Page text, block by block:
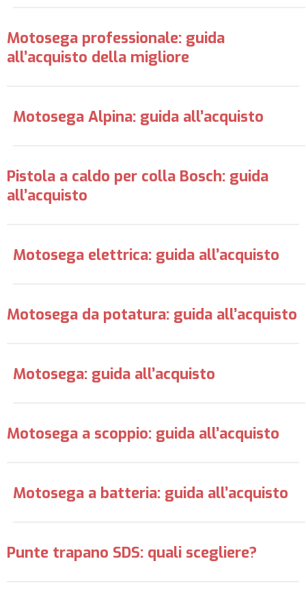
Motosega professionale: guida
all’acquisto della migliore
Motosega Alpina: guida all’acquisto
Pistola a caldo per colla Bosch: guida
all’acquisto
Motosega elettrica: guida all’acquisto
Motosega da potatura: guida all’acquisto
Motosega: guida all’acquisto
Motosega a scoppio: guida all’acquisto
Motosega a batteria: guida all’acquisto
Punte trapano SDS: quali scegliere?